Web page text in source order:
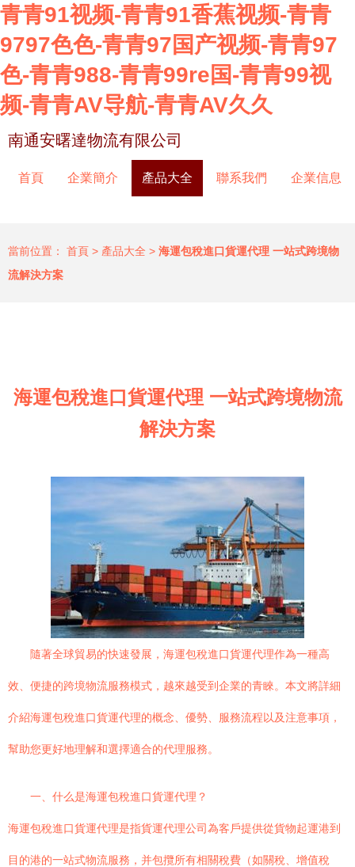
青青91视频-青青91香蕉视频-青青
9797色色-青青97国产视频-青青97
色-青青988-青青99re国-青青99视
频-青青AV导航-青青AV久久
南通安曙達物流有限公司
首頁 企業簡介 產品大全 聯系我們 企業信息
當前位置： 首頁 > 產品大全 > 海運包稅進口貨運代理 一站式跨境物
流解決方案
海運包稅進口貨運代理 一站式跨境物流
解決方案
隨著全球貿易的快速發展，海運包稅進口貨運代理作為一種高
效、便捷的跨境物流服務模式，越來越受到企業的青睞。本文將詳細
介紹海運包稅進口貨運代理的概念、優勢、服務流程以及注意事項，
幫助您更好地理解和選擇適合的代理服務。
一、什么是海運包稅進口貨運代理？
海運包稅進口貨運代理是指貨運代理公司為客戶提供從貨物起運港到
目的港的一站式物流服務，并包攬所有相關稅費（如關稅、增值稅